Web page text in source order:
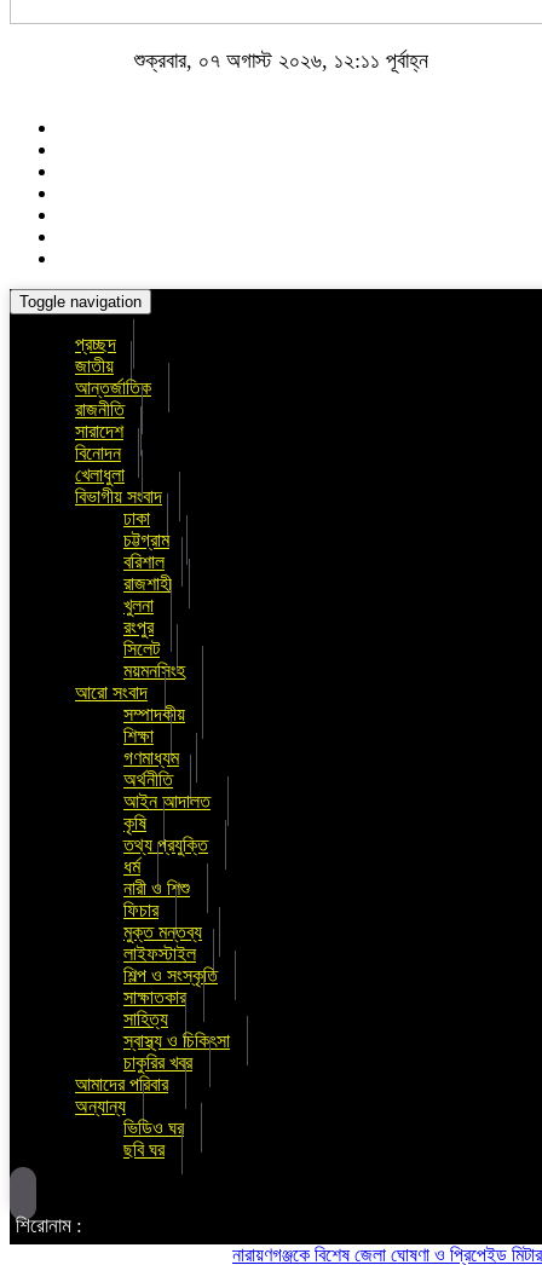
শুক্রবার, ০৭ অগাস্ট ২০২৬, ১২:১১ পূর্বাহ্ন
Toggle navigation
প্রচ্ছদ
জাতীয়
আন্তর্জাতিক
রাজনীতি
সারাদেশ
বিনোদন
খেলাধুলা
বিভাগীয় সংবাদ
ঢাকা
চট্টগ্রাম
বরিশাল
রাজশাহী
খুলনা
রংপুর
সিলেট
ময়মনসিংহ
আরো সংবাদ
সম্পাদকীয়
শিক্ষা
গণমাধ্যম
অর্থনীতি
আইন আদালত
কৃষি
তথ্য প্রযুক্তি
ধর্ম
নারী ও শিশু
ফিচার
মুক্ত মন্তব্য
লাইফস্টাইল
শিল্প ও সংস্কৃতি
সাক্ষাতকার
সাহিত্য
স্বাস্থ্য ও চিকিৎসা
চাকুরির খবর
আমাদের পরিবার
অন্যান্য
ভিডিও ঘর
ছবি ঘর
শিরোনাম :
নারায়ণগঞ্জকে বিশেষ জেলা ঘোষণা ও প্রিপেইড মিটার